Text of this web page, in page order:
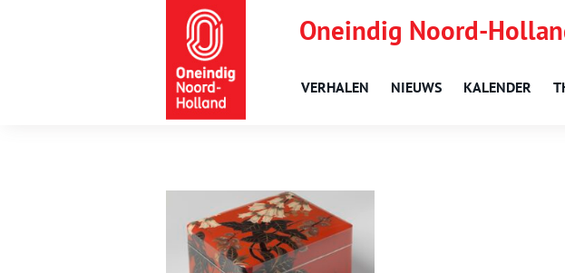
Oneindig Noord-
VERHALEN NIEUWS KALENDER